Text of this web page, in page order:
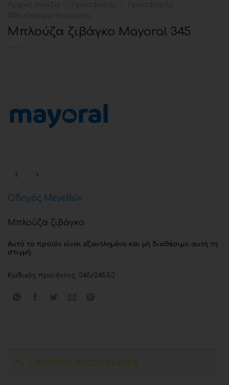
Μπλούζα ζιβάγκο Mayoral 345
Οδηγός Μεγεθών
Μπλούζα ζιβάγκο
Αυτό το προϊόν είναι εξαντλημένο και μή διαθέσιμο αυτή τη
στιγμή.
Κωδικός προϊόντος: 345/24553
Επιπλέον πληροφορίες